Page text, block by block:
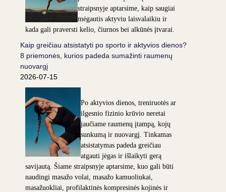
straipsnyje aptarsime, kaip saugiai
mėgautis aktyviu laisvalaikiu ir
kada gali praversti kelio, čiurnos bei alkūnės įtvarai.
Kaip greičiau atsistatyti po sporto ir aktyvios dienos?
8 priemonės, kurios padeda sumažinti raumenų
nuovargį
2026-07-15
Po aktyvios dienos, treniruotės ar
ilgesnio fizinio krūvio neretai
jaučiame raumenų įtampą, kojų
sunkumą ir nuovargį. Tinkamas
atsistatymas padeda greičiau
atgauti jėgas ir išlaikyti gerą
savijautą. Šiame straipsnyje aptarsime, kuo gali būti
naudingi masažo volai, masažo kamuoliukai,
masažuokliai, profilaktinės kompresinės kojinės ir